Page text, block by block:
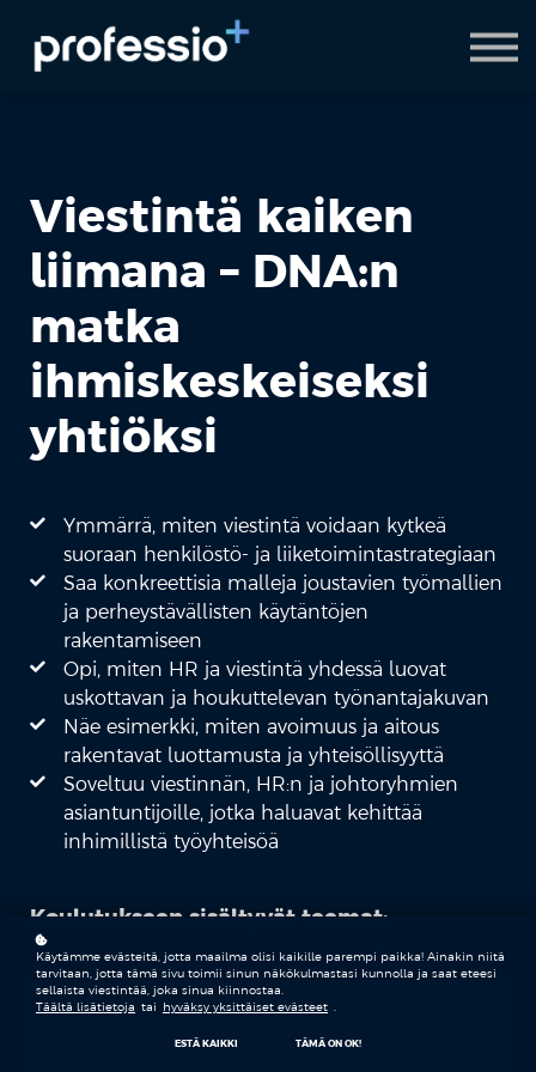
AI Coach
Pyydä demo
Viestintä kaiken
liimana – DNA:n
matka
ihmiskeskeiseksi
yhtiöksi
Ymmärrä, miten viestintä voidaan kytkeä
suoraan henkilöstö- ja liiketoimintastrategiaan
Saa konkreettisia malleja joustavien työmallien
ja perheystävällisten käytäntöjen
rakentamiseen
Opi, miten HR ja viestintä yhdessä luovat
uskottavan ja houkuttelevan työnantajakuvan
Näe esimerkki, miten avoimuus ja aitous
rakentavat luottamusta ja yhteisöllisyyttä
Soveltuu viestinnän, HR:n ja johtoryhmien
asiantuntijoille, jotka haluavat kehittää
inhimillistä työyhteisöä
Koulutukseen sisältyvät teemat:
VIESTINTÄ
Käytämme evästeitä, jotta maailma olisi kaikille parempi paikka! Ainakin niitä
tarvitaan, jotta tämä sivu toimii sinun näkökulmastasi kunnolla ja saat eteesi
sellaista viestintää, joka sinua kiinnostaa.
Täältä lisätietoja tai hyväksy yksittäiset evästeet
ESTÄ KAIKKI TÄMÄ ON OK!